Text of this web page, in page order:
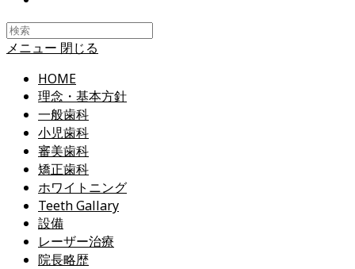
メニュー 閉じる
HOME
理念・基本方針
一般歯科
小児歯科
審美歯科
矯正歯科
ホワイトニング
Teeth Gallary
設備
レーザー治療
院長略歴